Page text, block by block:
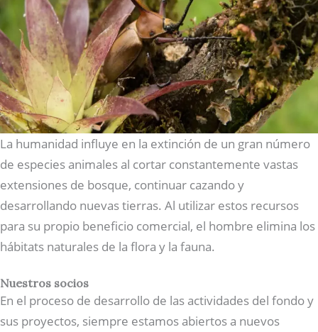
La humanidad influye en la extinción de un gran número
de especies animales al cortar constantemente vastas
extensiones de bosque, continuar cazando y
desarrollando nuevas tierras. Al utilizar estos recursos
para su propio beneficio comercial, el hombre elimina los
hábitats naturales de la flora y la fauna.
Nuestros socios
En el proceso de desarrollo de las actividades del fondo y
sus proyectos, siempre estamos abiertos a nuevos